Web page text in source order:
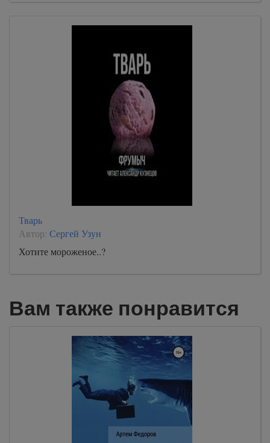
Тварь
Автор: Сергей Узун
Хотите мороженое..?
Вам также понравится